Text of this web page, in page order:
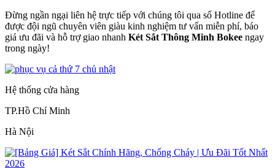
Đừng ngần ngại liên hệ trực tiếp với chúng tôi qua số Hotline để
được đội ngũ chuyên viên giàu kinh nghiệm tư vấn miễn phí, báo
giá ưu đãi và hỗ trợ giao nhanh Két Sắt Thông Minh Bokee ngay
trong ngày!
Hệ thống cửa hàng
TP.Hồ Chí Minh
Hà Nội